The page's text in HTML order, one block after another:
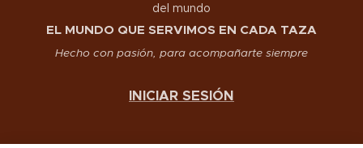
del mundo
EL MUNDO QUE SERVIMOS EN CADA TAZA
Hecho con pasión, para acompañarte siempre
INICIAR SESIÓN